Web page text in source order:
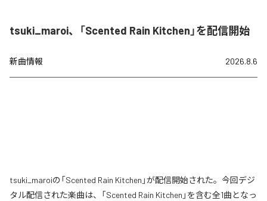
tsuki_maroi、「Scented Rain Kitchen」を配信開始
新曲情報 2026.8.6
tsuki_maroiの「Scented Rain Kitchen」が配信開始された。今回デジ
タル配信された楽曲は、「Scented Rain Kitchen」を含む全1曲となっ